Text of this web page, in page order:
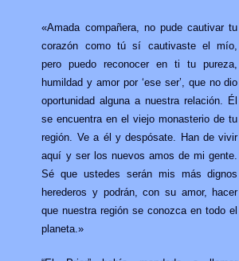
«Amada compañera, no pude cautivar tu
corazón como tú sí cautivaste el mío,
pero puedo reconocer en ti tu pureza,
humildad y amor por ‘ese ser’, que no dio
oportunidad alguna a nuestra relación. Él
se encuentra en el viejo monasterio de tu
región. Ve a él y despósate. Han de vivir
aquí y ser los nuevos amos de mi gente.
Sé que ustedes serán mis más dignos
herederos y podrán, con su amor, hacer
que nuestra región se conozca en todo el
planeta.»